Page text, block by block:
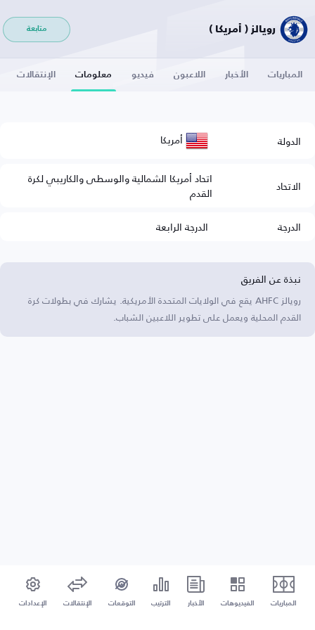
رويالز ( أمريكا ) متابعة
المباريات الأخبار اللاعبون فيديو معلومات الإنتقالات
الدولة أمريكا
الاتحاد اتحاد أمريكا الشمالية والوسطى والكاريبي لكرة
القدم
الدرجة
الدرجة الرابعة
نبذة عن الفريق
رويالز AHFC يقع في الولايات المتحدة الأمريكية. يشارك في بطولات كرة
القدم المحلية ويعمل على تطوير اللاعبين الشباب.
المباريات الفيديوهات الأخبار الترتيب التوقعات الإنتقالات الإعدادات